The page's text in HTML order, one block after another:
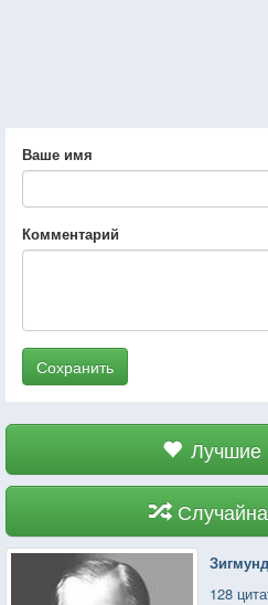
Ваше имя
Комментарий
Сохранить
Лучшие
128